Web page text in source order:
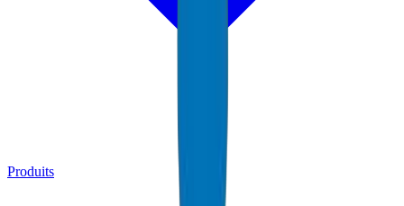
Produits